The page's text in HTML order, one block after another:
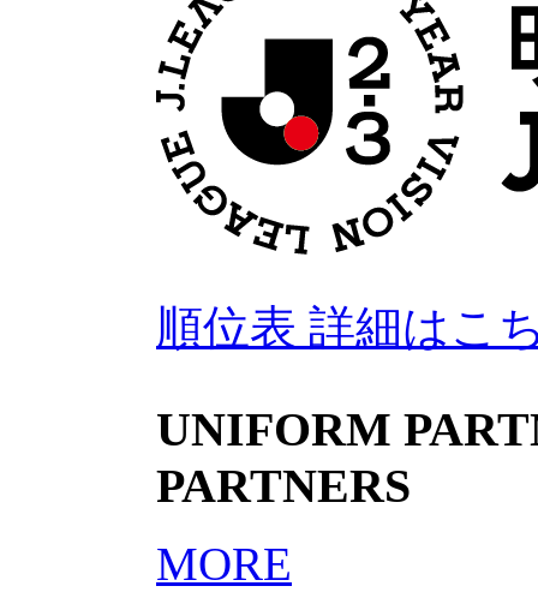
順位表 詳細はこ
UNIFORM
PARTNERS
MORE